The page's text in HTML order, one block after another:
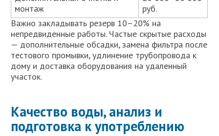
монтаж
руб.
Важно закладывать резерв 10–20% на
непредвиденные работы. Частые скрытые расходы
— дополнительные обсадки, замена фильтра после
тестового промывки, удлинение трубопровода к
дому и доставка оборудования на удаленный
участок.
Качество воды, анализ и
подготовка к употреблению